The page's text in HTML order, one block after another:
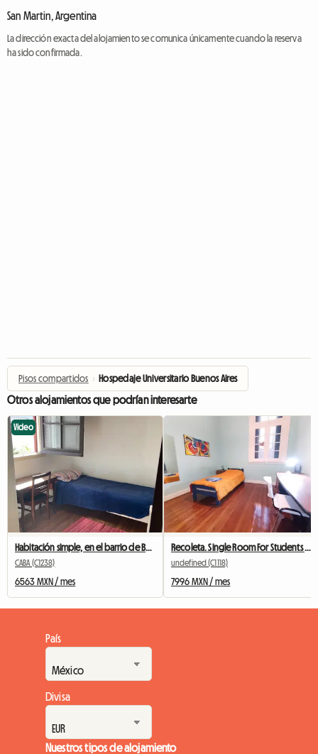
San Martin, Argentina
La dirección exacta del alojamiento se comunica únicamente cuando la reserva
ha sido confirmada.
Pisos compartidos › Hospedaje Universitario Buenos Aires
Otros alojamientos que podrían interesarte
Video
Habitación simple, en el barrio de Boedo
CABA (C1238)
6563 MXN / mes
undefined (C1118)
7996 MXN / mes
País
Divisa
Nuestros tipos de alojamiento